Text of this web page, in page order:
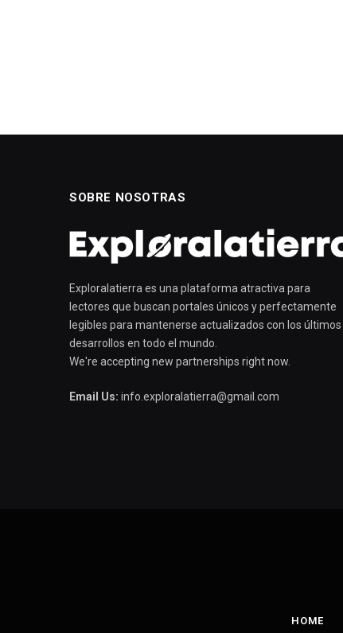
SOBRE NOSOTRAS
Exploralatierra es una plataforma atractiva para
lectores que buscan portales únicos y perfectamente
legibles para mantenerse actualizados con los últimos
desarrollos en todo el mundo.
We're accepting new partnerships right now.
Email Us: info.exploralatierra@gmail.com
HOME